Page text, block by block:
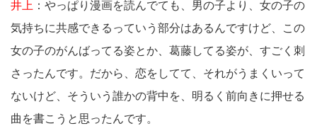
井上 ：やっぱり漫画を読んでても、男の子より、女の子の
気持ちに共感できるっていう部分はあるんですけど、この
女の子のがんばってる姿とか、葛藤してる姿が、すごく刺
さったんです。だから、恋をしてて、それがうまくいって
ないけど、そういう誰かの背中を、明るく前向きに押せる
曲を書こうと思ったんです。